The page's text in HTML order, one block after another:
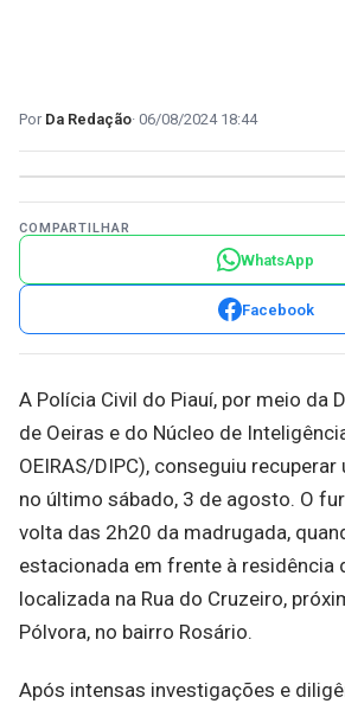
Da Redação 06/08/2024 18:44
COMPARTILHAR
WhatsApp
Facebook
A Polícia Civil do Piauí, por meio da
de Oeiras e do Núcleo de
OEIRAS/DIPC), conseguiu
no último sábado, 3 de agosto. O
volta das 2h20 da madrugada,
estacionada em frente à residência
localizada na Rua do Cruzeiro,
Pólvora, no bairro Rosário.
Após intensas investigações e